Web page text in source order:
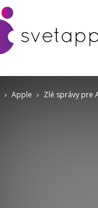
Apple Zlé správy pre